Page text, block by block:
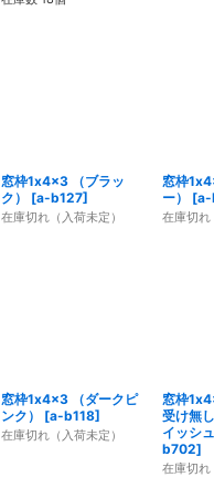
窓枠1x4x3 （ブラッ
ク）
[a-b127]
在庫切れ（入荷未定）
窓枠
ー）
[a-
在庫切れ
窓枠1x4x3 （ダークピ
ンク）
[a-b118]
在庫切れ（入荷未定）
窓枠
受け無
イッシ
b702]
在庫切れ